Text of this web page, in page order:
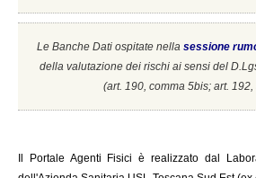
Le Banche Dati ospitate nella sessione
della valutazione dei rischi ai sensi del
(art. 190, comma 5bis; art. 192,
Portale Agenti Fisici è realizzato dal